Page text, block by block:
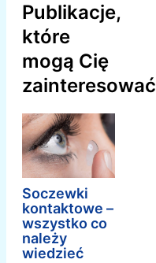
Publikacje,
które
mogą Cię
zainteresować
Soczewki
kontaktowe –
wszystko co
należy
wiedzieć